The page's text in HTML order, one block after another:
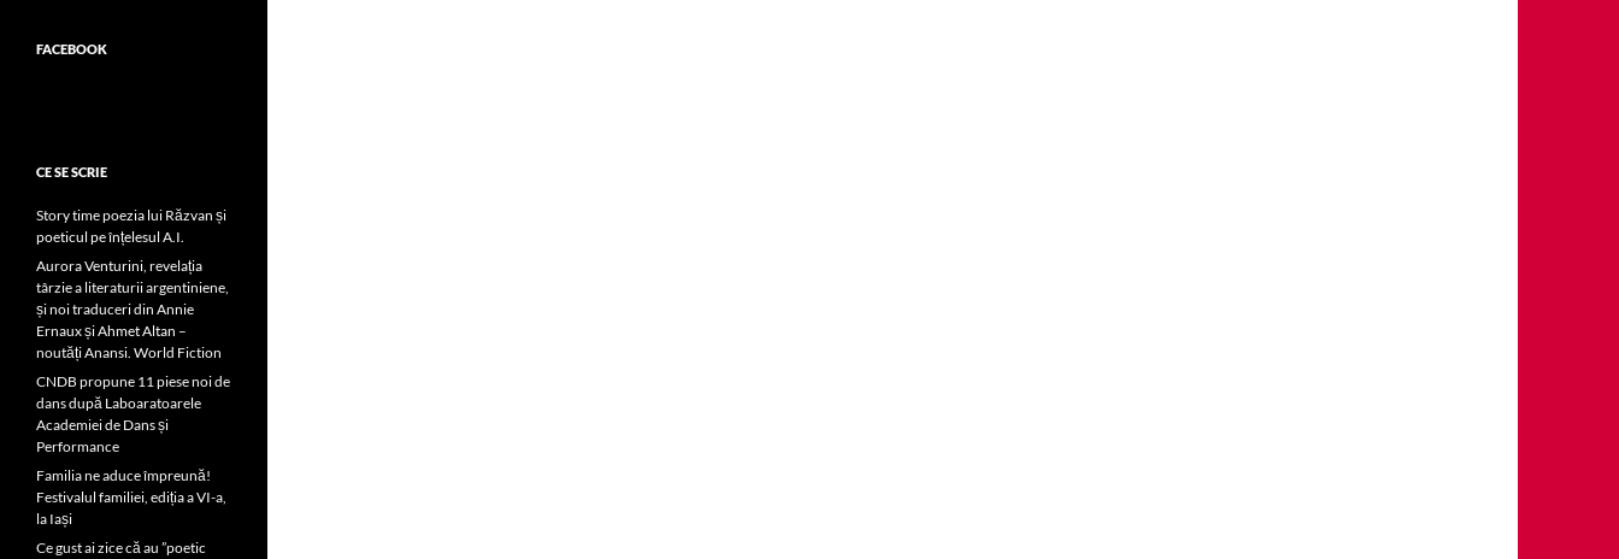
FACEBOOK
CE SE SCRIE
Story time poezia lui Răzvan și
poeticul pe înțelesul A.I.
Aurora Venturini, revelația
târzie a literaturii argentiniene,
și noi traduceri din Annie
Ernaux și Ahmet Altan –
noutăți Anansi. World Fiction
CNDB propune 11 piese noi de
dans după Laboaratoarele
Academiei de Dans și
Performance
Familia ne aduce împreună!
Festivalul familiei, ediția a VI-a,
la Iași
Ce gust ai zice că au ”poetic